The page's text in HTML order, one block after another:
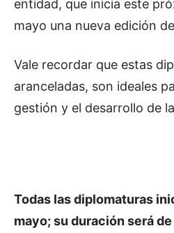
entidad, que inicia este
mayo una nueva edición
Vale recordar que estas
aranceladas, son ideales
gestión y el desarrollo de
Todas las diplomaturas
mayo; su duración será